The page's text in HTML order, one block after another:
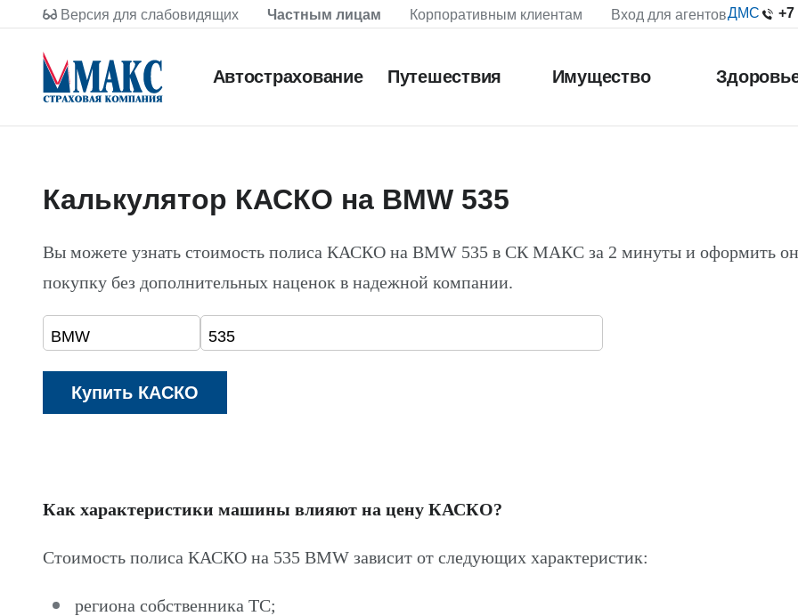
Версия для слабовидящих Частным лицам Корпоративным клиентам Вход для агентовДМС +7
Автострахование Путешествия Имущество
Калькулятор КАСКО на BMW 535
Вы можете узнать стоимость полиса КАСКО на BMW 535 в СК МАКС за 2 минуты и оформить
покупку без дополнительных наценок в надежной компании.
Как характеристики машины влияют на цену КАСКО?
Стоимость полиса КАСКО на 535 BMW зависит от следующих характеристик:
региона собственника ТС;